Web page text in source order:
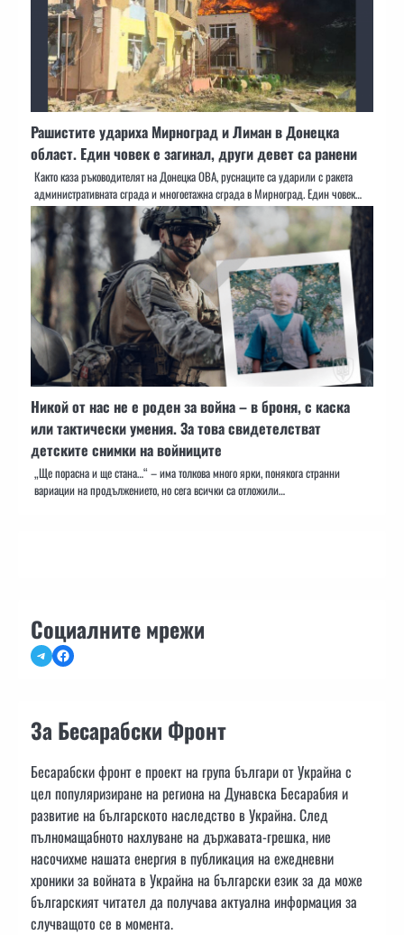
Рашистите удариха Мирноград и Лиман в Донецка
област. Един човек е загинал, други девет са ранени
Както каза ръководителят на Донецка ОВА, руснаците са ударили с ракета
административната сграда и многоетажна сграда в Мирноград. Един човек…
Никой от нас не е роден за война – в броня, с каска
или тактически умения. За това свидетелстват
детските снимки на войниците
„Ще порасна и ще стана…“ – има толкова много ярки, понякога странни
вариации на продължението, но сега всички са отложили…
Социалните мрежи
TelegramFacebook
За Бесарабски Фронт
Бесарабски фронт е проект на група българи от Украйна с
цел популяризиране на региона на Дунавска Бесарабия и
развитие на българското наследство в Украйна. След
пълномащабното нахлуване на държавата-грешка, ние
насочихме нашата енергия в публикация на ежедневни
хроники за войната в Украйна на български език за да може
българският читател да получава актуална информация за
случващото се в момента.